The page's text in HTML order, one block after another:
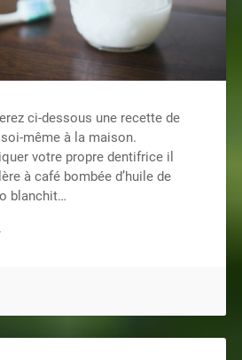
ci-dessous une recette de
même à la maison.
votre propre dentifrice il
à café bombée d’huile de
blanchit…